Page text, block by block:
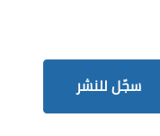
سجّل للنشر